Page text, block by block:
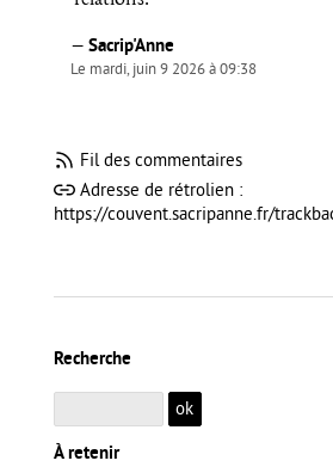
—Sacrip'Anne
Le mardi, juin 9 2026 à 09:38
Fil des commentaires
Adresse de rétrolien :
https://couvent.sacripanne.fr/
Recherche
À retenir